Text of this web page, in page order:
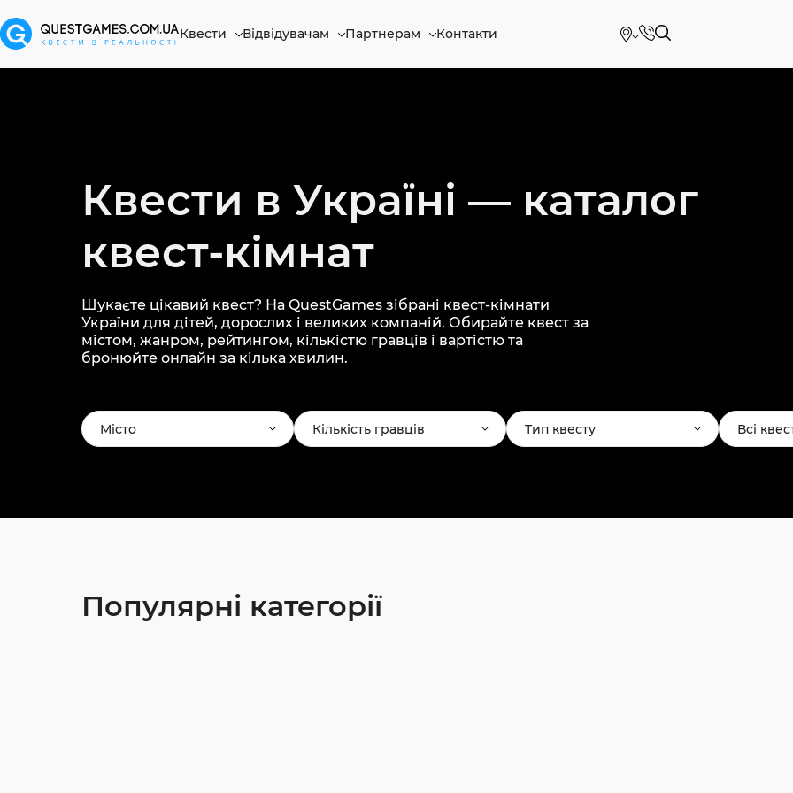
Квести Відвідувачам Партнерам Контакти
Квести в Україні — каталог
квест-кімнат
Шукаєте цікавий квест? На QuestGames зібрані квест-кімнати
України для дітей, дорослих і великих компаній. Обирайте квест за
містом, жанром, рейтингом, кількістю гравців і вартістю та
бронюйте онлайн за кілька хвилин.
Місто Кількість гравців Тип квесту Всі
Популярні категорії